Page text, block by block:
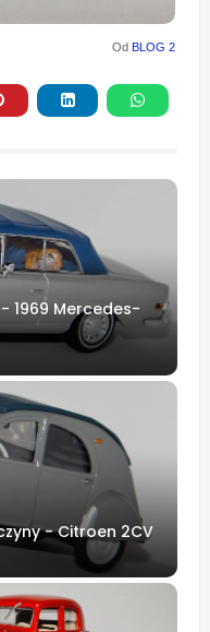
Od BLOG 2
1969 Mercedes-
- Citroen 2CV